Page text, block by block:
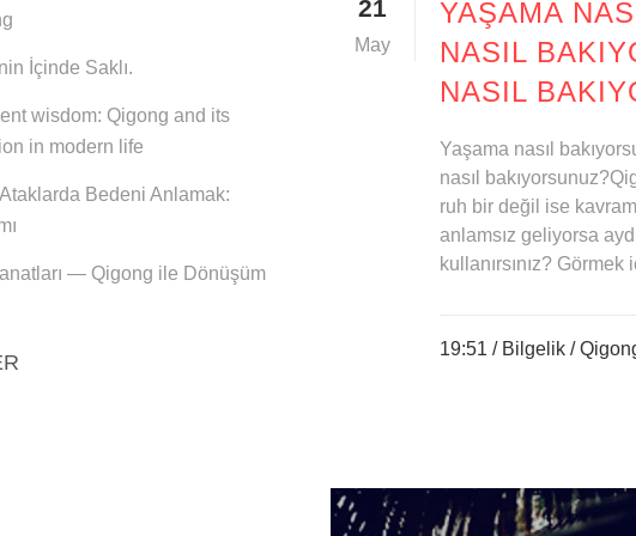
İçinde Saklı.
wisdom: Qigong and its
in modern life
Bedeni Anlamak:
— Qigong ile Dönüşüm
21
May
YAŞAMA
NASIL
NASIL
Yaşama nasıl
nasıl
ruh bir değil ise
anlamsız geliyorsa
kullanırsınız?
19:51 / Bilgelik/